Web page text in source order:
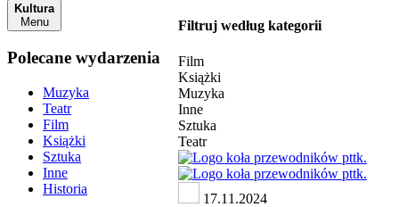
Kultura
Menu
Polecane wydarzenia
Muzyka
Teatr
Film
Książki
Sztuka
Inne
Historia
Filtruj według kategorii
Film
Książki
Muzyka
Inne
Sztuka
Teatr
17.11.2024